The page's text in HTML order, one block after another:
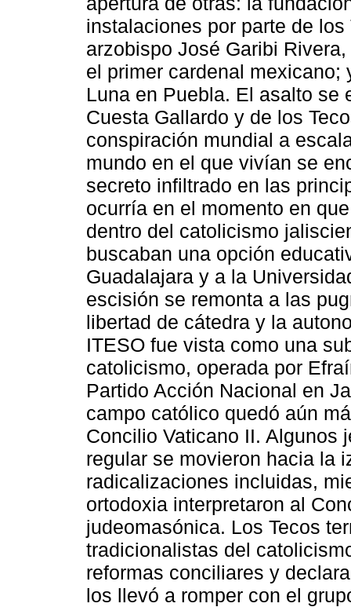
instalaciones por parte de
arzobispo José Garibi
el primer cardenal
Luna en Puebla. El asalto se
Cuesta Gallardo y de los
conspiración mundial a
mundo en el que vivían se
secreto infiltrado en las
ocurría en el momento en
dentro del catolicismo
buscaban una opción
Guadalajara y a la
escisión se remonta a las
libertad de cátedra y la
ITESO fue vista como una
catolicismo, operada por
Partido Acción Nacional en
campo católico quedó aún
Concilio Vaticano II. Algunos
regular se movieron hacia la
radicalizaciones incluidas,
ortodoxia interpretaron al
judeomasónica. Los Tecos
tradicionalistas del
reformas conciliares y
los llevó a romper con el